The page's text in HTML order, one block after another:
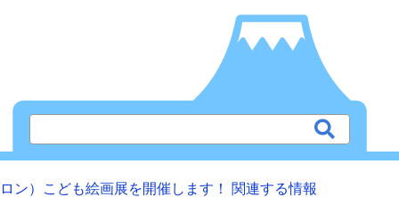
ン）こども絵画展を開催します！ 関連する情報